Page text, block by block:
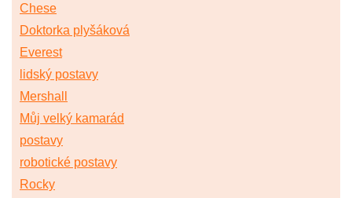
Chese
Doktorka plyšáková
Everest
lidský postavy
Mershall
Můj velký kamarád
postavy
robotické postavy
Rocky